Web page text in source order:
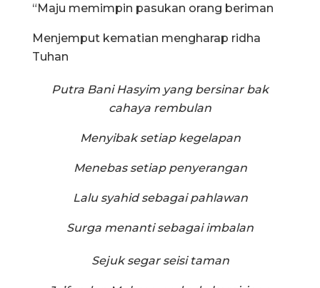
“Maju memimpin pasukan orang beriman
Menjemput kematian mengharap ridha
Tuhan
Putra Bani Hasyim yang bersinar bak
cahaya rembulan
Menyibak setiap kegelapan
Menebas setiap penyerangan
Lalu syahid sebagai pahlawan
Surga menanti sebagai imbalan
Sejuk segar seisi taman